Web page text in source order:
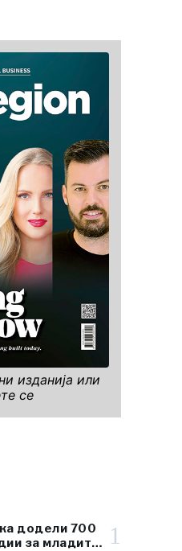
изданија или
се
додели 700
за младите
1